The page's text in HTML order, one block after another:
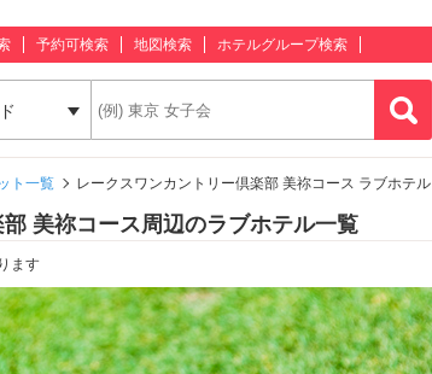
予約可検索 地図検索 ホテルグループ検索
ト一覧 レークスワンカントリー倶楽部 美祢コース ラブホテル
美祢コース周辺のラブホテル一覧
ます